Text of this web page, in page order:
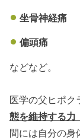
坐骨神経痛
偏頭痛
などなど。
医学の父ヒポク
態を維持する力
間には自分の身